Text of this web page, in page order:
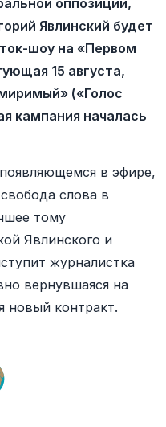
оппозиции,
Явлинский будет
шоу на «Первом
15 августа,
(«Голос
кампания началась
в эфире,
слова в
тому
Явлинского и
журналистка
вернувшаяся на
новый контракт.